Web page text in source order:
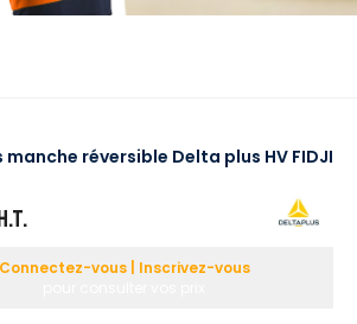
manche réversible Delta plus HV FIDJI
Connectez-vous | Inscrivez-vous